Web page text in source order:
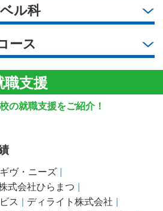
ル科
ース
職支援
の就職支援をご紹介！
ヴ・ニーズ
式会社ひらまつ
ス
ディライト株式会社